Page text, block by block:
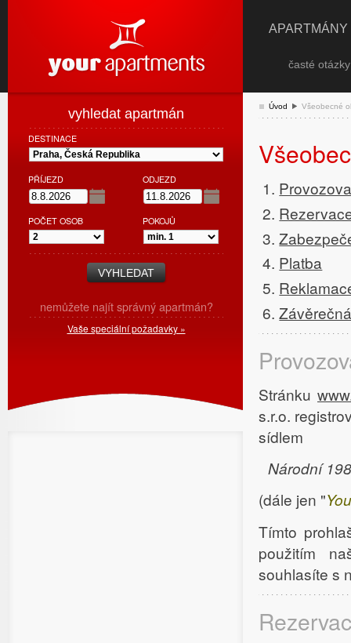
časté
Úvod Všeobecné
Platba
Stránku
s.r.o.
sídlem
Národní
(dále jen "
Tímto
použitím
souhlasíte s
vyhledat apartmán
DESTINACE
PŘÍJEZD ODJEZD
POČET OSOB POKOJŮ
nemůžete najít správný apartmán?
Vaše speciální požadavky »